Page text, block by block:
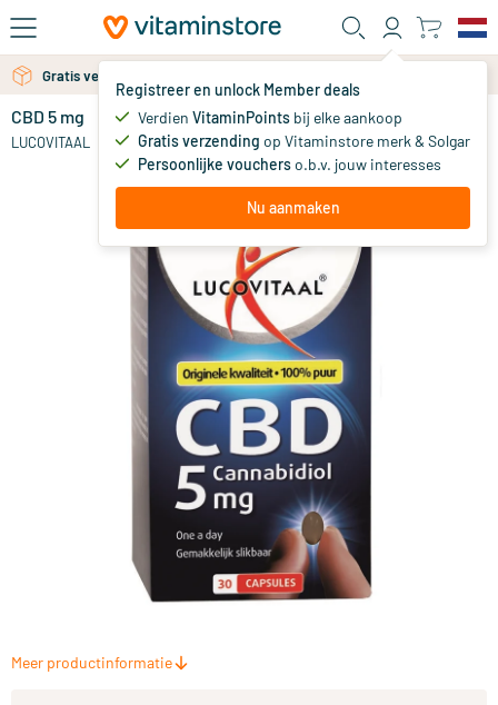
Ga naar de hoofdinhoud
Registreer en unlock Member deals
Verdien VitaminPoints bij elke aankoop
Gratis verzending op Vitaminstore merk & Solgar
Persoonlijke voucherso.b.v. jouw interesses
Nu aanmaken
Gratis verzending vanaf 25 euro
CBD 5 mg
LUCOVITAAL 20.
Meer productinformatie